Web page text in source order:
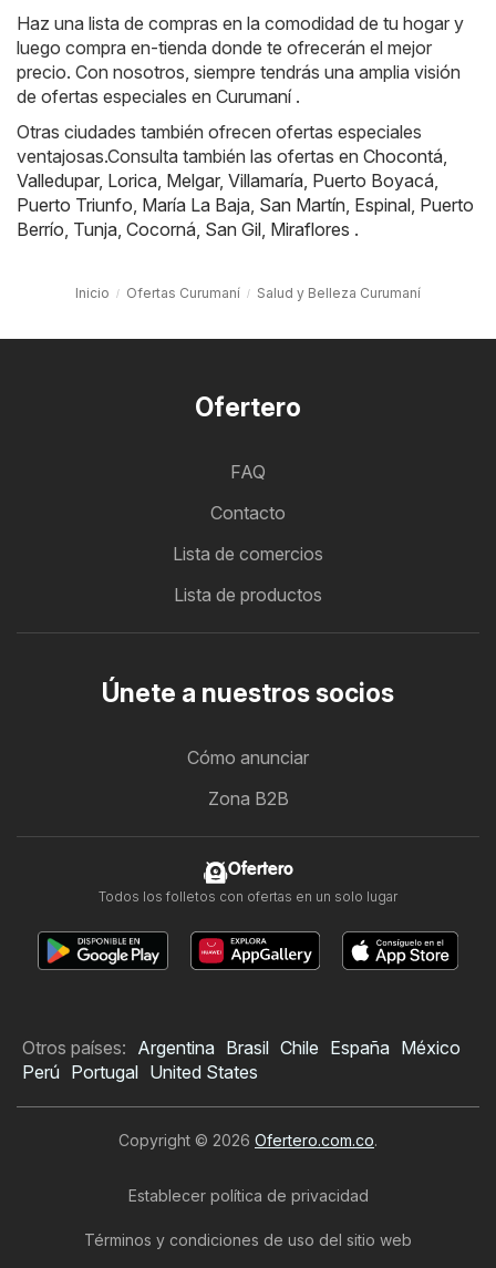
Haz una lista de compras en la comodidad de tu hogar y
luego compra en-tienda donde te ofrecerán el mejor
precio. Con nosotros, siempre tendrás una amplia visión
de ofertas especiales en Curumaní .
Otras ciudades también ofrecen ofertas especiales
ventajosas.Consulta también las ofertas en Chocontá
Valledupar, Lorica Melgar, Villamaría Puerto Boyacá
Puerto Triunfo María La Baja San Martín Espinal Puerto
Berrío Tunja Cocorná San Gil Miraflores .
Inicio Ofertas Curumaní Salud y Belleza Curumaní
Ofertero
FAQ
Contacto
Lista de comercios
Lista de productos
Únete a nuestros socios
Cómo anunciar
Zona B2B
Ofertero
Todos los folletos con ofertas en un solo lugar
Otros países: Argentina Brasil Chile España México
Perú Portugal United States
Copyright © 2026 Ofertero.com.co.
Establecer política de privacidad
Términos y condiciones de uso del sitio web